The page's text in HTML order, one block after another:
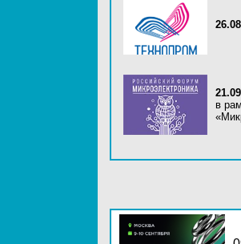
в